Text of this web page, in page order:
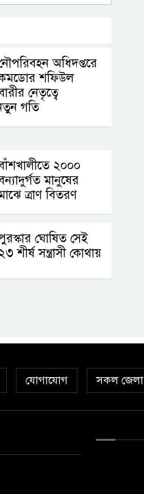
অধিদপ্তরে
শফিউল
নেতৃত্বে
গতি
২০০০
মানুষের
ত্রাণ বিতরণ
ঘোষিত সেই
শীর্ষ সন্ত্রাসী কোথায়
যোগাযোগ সকল জেলা